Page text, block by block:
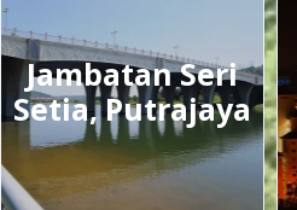
Jambatan Seri
Setia, Putrajaya